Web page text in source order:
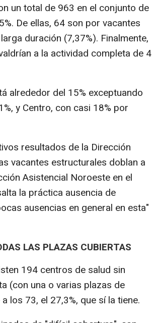
un total de 963 en el conjunto de
De ellas, 64 son por vacantes
duración (7,37%). Finalmente,
a la actividad completa de 4
alrededor del 15% exceptuando
y Centro, con casi 18% por
resultados de la Dirección
vacantes estructurales doblan a
Asistencial Noroeste en el
la práctica ausencia de
ausencias en general en esta"
LAS PLAZAS CUBIERTAS
194 centros de salud sin
(con una o varias plazas de
los 73, el 27,3%, que sí la tiene.